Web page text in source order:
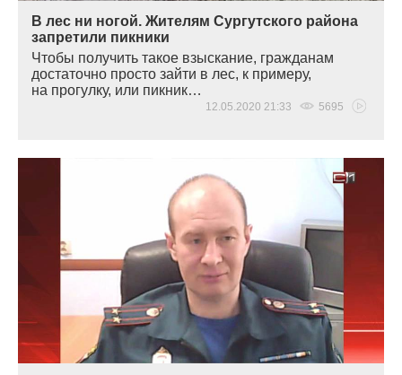
В лес ни ногой. Жителям Сургутского района
запретили пикники
Чтобы получить такое взыскание, гражданам
достаточно просто зайти в лес, к примеру,
на прогулку, или пикник…
12.05.2020 21:33 5695